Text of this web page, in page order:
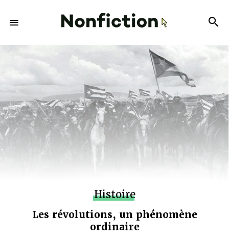
Histoire
Les révolutions, un phénomène
ordinaire